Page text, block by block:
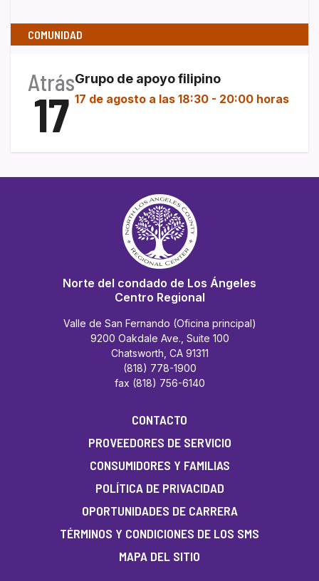
COMUNIDAD
Atrás
17
Grupo de apoyo filipino
17 de agosto a las 18:30 - 20:00 horas
Norte del condado de Los Ángeles
Centro Regional
Valle de San Fernando (Oficina principal)
9200 Oakdale Ave., Suite 100
Chatsworth, CA 91311
(818) 778-1900
fax (818) 756-6140
CONTACTO
PROVEEDORES DE SERVICIO
CONSUMIDORES Y FAMILIAS
POLÍTICA DE PRIVACIDAD
OPORTUNIDADES DE CARRERA
TÉRMINOS Y CONDICIONES DE LOS SMS
MAPA DEL SITIO